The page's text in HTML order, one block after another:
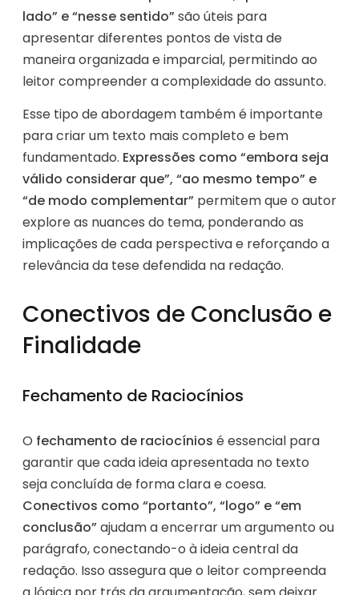
lado” e “nesse sentido”são úteis para
apresentar diferentes pontos de vista de
maneira organizada e imparcial, permitindo ao
leitor compreender a complexidade do assunto.
Esse tipo de abordagem também é importante
para criar um texto mais completo e bem
fundamentado. Expressões como “embora seja
válido considerar que”, “ao mesmo tempo” e
“de modo complementar” permitem que o autor
explore as nuances do tema, ponderando as
implicações de cada perspectiva e reforçando a
relevância da tese defendida na redação.
Conectivos de Conclusão e
Finalidade
Fechamento de Raciocínios
O fechamento de raciocínios é essencial para
garantir que cada ideia apresentada no texto
seja concluída de forma clara e coesa.
Conectivos como “portanto”, “logo” e “em
conclusão”ajudam a encerrar um argumento ou
parágrafo, conectando-o à ideia central da
redação. Isso assegura que o leitor compreenda